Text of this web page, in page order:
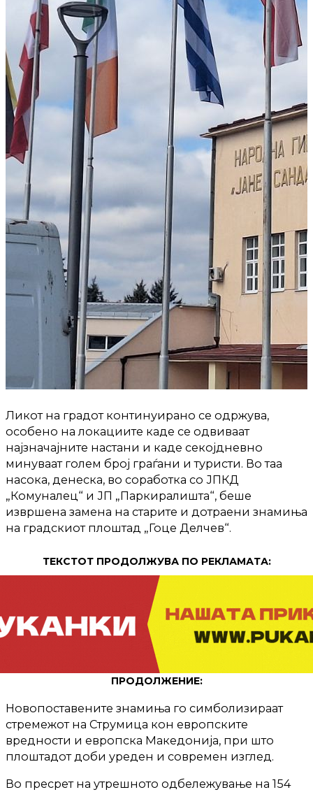
Ликот на градот континуирано се одржува,
особено на локациите каде се одвиваат
најзначајните настани и каде секојдневно
минуваат голем број граѓани и туристи. Во таа
насока, денеска, во соработка со ЈПКД
„Комуналец“ и ЈП „Паркиралишта“, беше
извршена замена на старите и дотраени знамиња
на градскиот плоштад „Гоце Делчев“.
ТЕКСТОТ ПРОДОЛЖУВА ПО РЕКЛАМАТА:
ПРОДОЛЖЕНИЕ:
Новопоставените знамиња го симболизираат
стремежот на Струмица кон европските
вредности и европска Македонија, при што
плоштадот доби уреден и современ изглед.
Во пресрет на утрешното одбележување на 154